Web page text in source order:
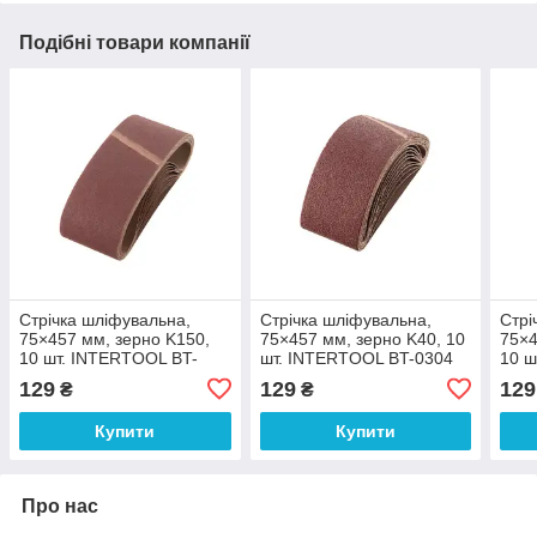
Подібні товари компанії
Стрічка шліфувальна,
75×457 мм, зерно K150,
10 шт. INTERTOOL BT-
129 ₴
Купити
Стрічка шліфувальна,
75×457 мм, зерно K40, 10
шт. INTERTOOL BT-0304
129₴
Купити
10
129
Про нас